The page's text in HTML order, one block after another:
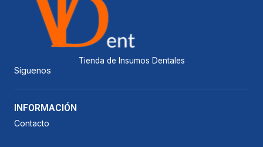
Tienda de Insumos Dentales
Síguenos
INFORMACIÓN
Contacto